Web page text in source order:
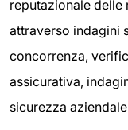
reputazionale delle
attraverso indagini
concorrenza,
assicurativa,
sicurezza